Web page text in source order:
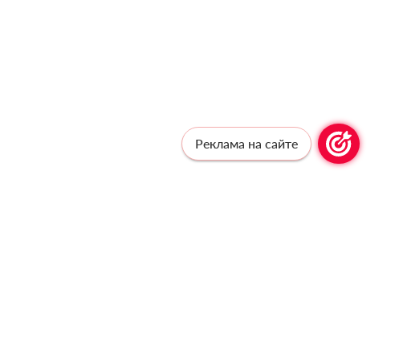
Реклама на сайте